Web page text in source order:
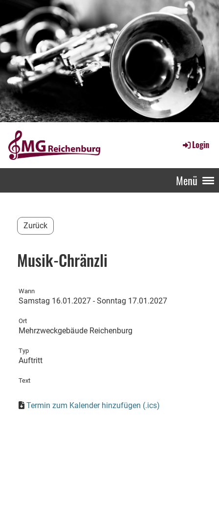
Login
Menü
Zurück
Musik-Chränzli
Wann
Samstag 16.01.2027 - Sonntag 17.01.2027
Ort
Mehrzweckgebäude Reichenburg
Typ
Auftritt
Text
Termin zum Kalender hinzufügen (.ics)